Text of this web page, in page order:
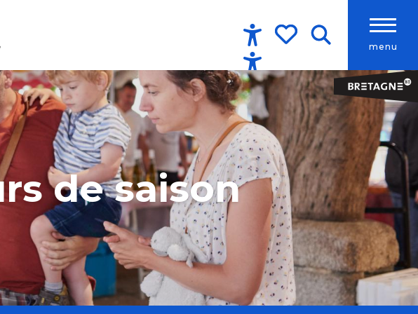
menu
Accessibilité
de saison